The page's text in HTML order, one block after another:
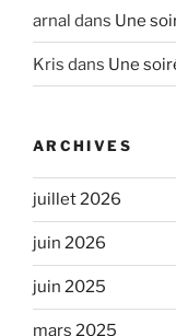
arnal dans Une
Kris dans Une
ARCHIVES
juillet 2026
juin 2026
juin 2025
mars 2025